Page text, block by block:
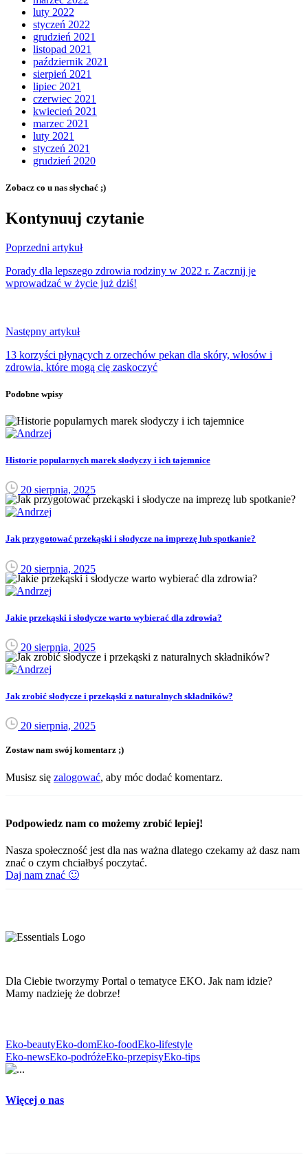
luty 2022
styczeń 2022
grudzień 2021
listopad 2021
październik 2021
sierpień 2021
lipiec 2021
czerwiec 2021
kwiecień 2021
marzec 2021
luty 2021
styczeń 2021
grudzień 2020
Zobacz co u nas słychać ;)
Kontynuuj czytanie
Poprzedni artykuł
Porady dla lepszego zdrowia rodziny w 2022 r. Zacznij je
wprowadzać w życie już dziś!
Następny artykuł
13 korzyści płynących z orzechów pekan dla skóry, włosów i
zdrowia, które mogą cię zaskoczyć
Podobne wpisy
Historie popularnych marek słodyczy i ich tajemnice
20 sierpnia, 2025
Jak przygotować przekąski i słodycze na imprezę lub spotkanie?
20 sierpnia, 2025
Jakie przekąski i słodycze warto wybierać dla zdrowia?
20 sierpnia, 2025
Jak zrobić słodycze i przekąski z naturalnych składników?
20 sierpnia, 2025
Zostaw nam swój komentarz ;)
Musisz się zalogować, aby móc dodać komentarz.
Podpowiedz nam co możemy zrobić lepiej!
Nasza społeczność jest dla nas ważna dlatego czekamy aż dasz nam
znać o czym chciałbyś poczytać.
Daj nam znać 🙂
Dla Ciebie tworzymy Portal o tematyce EKO. Jak nam idzie?
Mamy nadzieję że dobrze!
Eko-beautyEko-domEko-foodEko-lifestyle
Eko-newsEko-podróżeEko-przepisyEko-tips
Więcej o nas